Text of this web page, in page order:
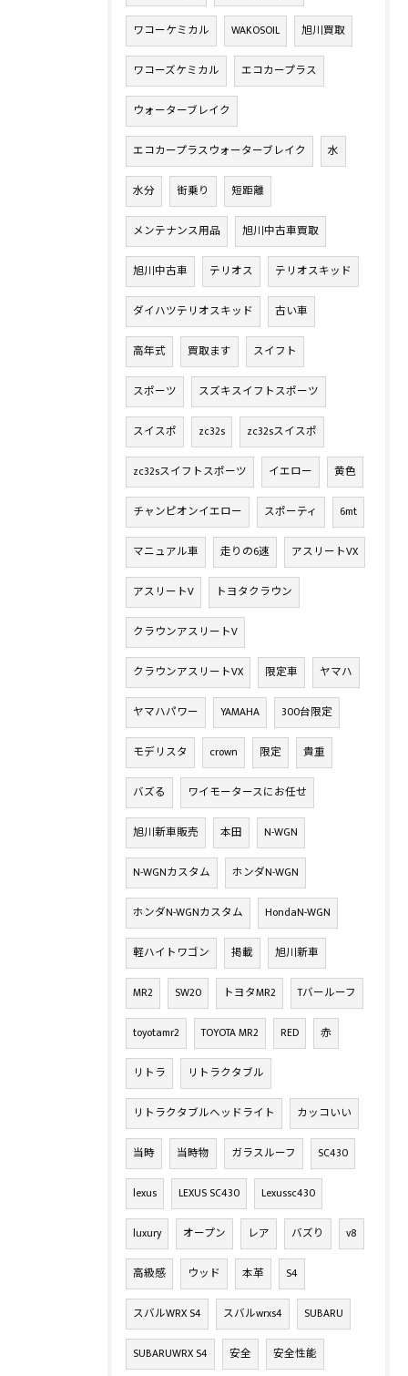
ワコーケミカル WAKOSOIL 旭川買取
ワコーズケミカル エコカープラス
ウォーターブレイク
エコカープラスウォーターブレイク 水
水分 街乗り 短距離
メンテナンス用品 旭川中古車買取
旭川中古車 テリオス テリオスキッド
ダイハツテリオスキッド 古い車
高年式 買取ます スイフト
スポーツ スズキスイフトスポーツ
スイスポ zc32s zc32sスイスポ
zc32sスイフトスポーツ イエロー 黄色
チャンピオンイエロー スポーティ 6mt
マニュアル車 走りの6速 アスリートVX
アスリートV トヨタクラウン
クラウンアスリートV
クラウンアスリートVX 限定車 ヤマハ
ヤマハパワー YAMAHA 300台限定
モデリスタ crown 限定 貴重
バズる ワイモータースにお任せ
旭川新車販売 本田 N-WGN
N-WGNカスタム ホンダN-WGN
ホンダN-WGNカスタム HondaN-WGN
軽ハイトワゴン 掲載 旭川新車
MR2 SW20 トヨタMR2 Tバールーフ
toyotamr2 TOYOTA MR2 RED 赤
リトラ リトラクタブル
リトラクタブルヘッドライト カッコいい
当時 当時物 ガラスルーフ SC430
lexus LEXUS SC430 Lexussc430
luxury オープン レア バズり v8
高級感 ウッド 本革 S4
スバルWRX S4 スバルwrxs4 SUBARU
SUBARUWRX S4 安全 安全性能